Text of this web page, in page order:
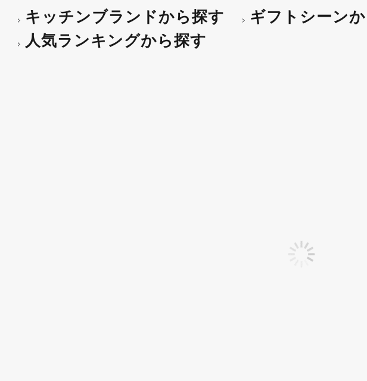
キッチンブランドから探す ギフトシーン
人気ランキングから探す
VETRI DELLE VENEZIE（ヴェトリデ